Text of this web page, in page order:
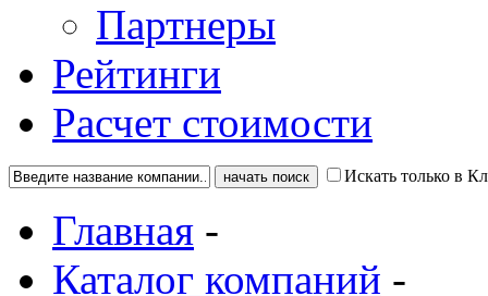
Партнеры
Рейтинги
Расчет стоимости
Искать только в
Главная -
Каталог компаний -